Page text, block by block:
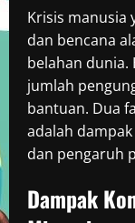
Krisis manusia
dan bencana
belahan dunia.
jumlah
bantuan. Dua
adalah
dan pengaruh
Dampak